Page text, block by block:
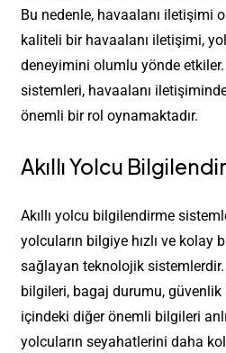
Bu nedenle, havaalanı iletişimi
kaliteli bir havaalanı iletişimi,
deneyimini olumlu yönde
sistemleri, havaalanı
önemli bir rol oynamaktadır.
Akıllı Yolcu
Akıllı yolcu bilgilendirme
yolcuların bilgiye hızlı ve kolay
sağlayan teknolojik
bilgileri, bagaj durumu, güvenlik
içindeki diğer önemli bilgileri
yolcuların seyahatlerini daha